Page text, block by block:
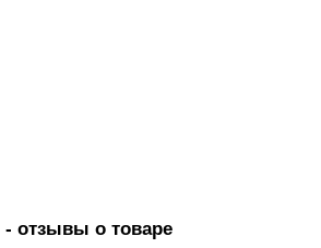
- отзывы о товаре